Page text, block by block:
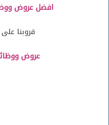
افضل عروض
قروبنا
عروض